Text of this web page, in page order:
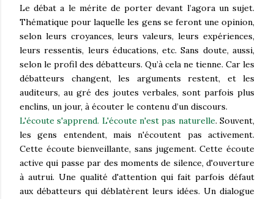
Le débat a le mérite de porter devant l’agora un sujet.
Thématique pour laquelle les gens se feront une opinion,
selon leurs croyances, leurs valeurs, leurs expériences,
leurs ressentis, leurs éducations, etc. Sans doute, aussi,
selon le profil des débatteurs. Qu’à cela ne tienne. Car les
débatteurs changent, les arguments restent, et les
auditeurs, au gré des joutes verbales, sont parfois plus
enclins, un jour, à écouter le contenu d’un discours.
L'écoute s'apprend. L'écoute n'est pas naturelle. Souvent,
les gens entendent, mais n'écoutent pas activement.
Cette écoute bienveillante, sans jugement. Cette écoute
active qui passe par des moments de silence, d'ouverture
à autrui. Une qualité d'attention qui fait parfois défaut
aux débatteurs qui déblatèrent leurs idées. Un dialogue